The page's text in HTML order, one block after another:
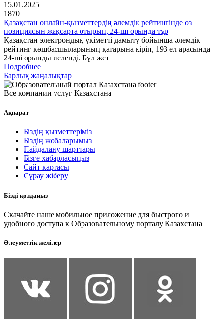
15.01.2025
1870
Қазақстан онлайн-қызметтердің әлемдік рейтингінде өз
позициясын жақсарта отырып, 24-ші орында тұр
Қазақстан электрондық үкіметті дамыту бойынша әлемдік
рейтинг көшбасшыларының қатарына кіріп, 193 ел арасында
24-ші орынды иеленді. Бұл жеті
Подробнее
Барлық жаңалықтар
Все компании услуг Казахстана
Ақпарат
Біздің қызметтеріміз
Біздің жобаларымыз
Пайдалану шарттары
Бізге хабарласыңыз
Сайт картасы
Сұрау жіберу
Бізді қолдаңыз
Скачайте наше мобильное приложение для быстрого и
удобного доступа к Образовательному порталу Казахстана
Әлеуметтік желілер